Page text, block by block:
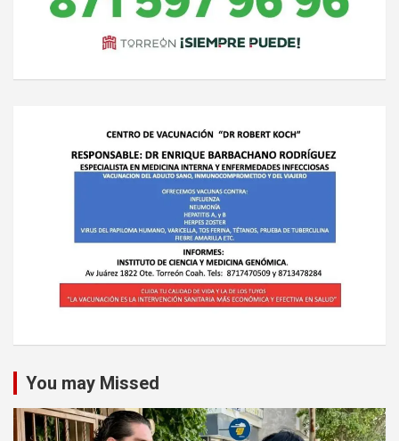
You may Missed